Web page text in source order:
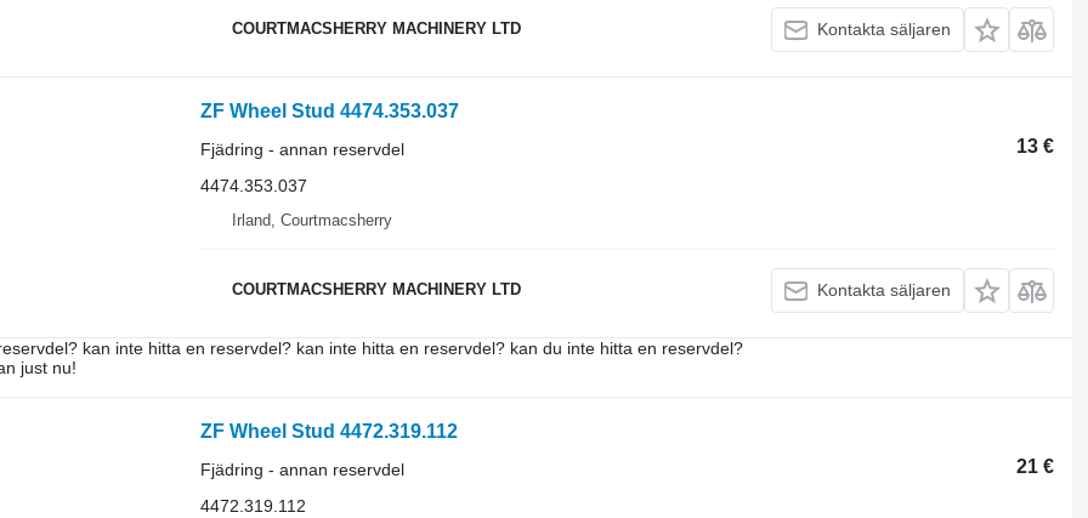
COURTMACSHERRY MACHINERY LTD Kontakta säljaren
ZF Wheel Stud 4474.353.037
13 €
Fjädring - annan reservdel
4474.353.037
Irland, Courtmacsherry
COURTMACSHERRY MACHINERY LTD Kontakta säljaren
kan inte hitta en reservdel? kan inte hitta en reservdel? kan du inte hitta en reservdel?
just nu!
ZF Wheel Stud 4472.319.112
21 €
Fjädring - annan reservdel
4472.319.112